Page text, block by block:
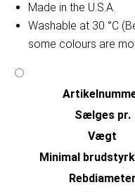
Made in the U.S.A.
Washable at 30 °C
some colours are
Sælges pr.
Vægt
Minimal
Rebdiameter